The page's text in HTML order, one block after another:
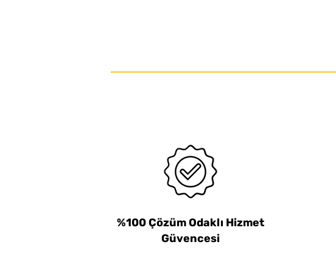
KLEVER EcoXChange20
Kleen™ XChange Geniş Ağızlı
%100 Çözüm Odaklı Hizmet
Güvencesi